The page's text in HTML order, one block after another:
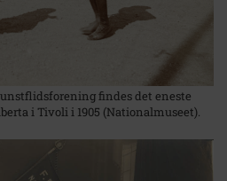
findes det eneste
i Tivoli i 1905 (Nationalmuseet).